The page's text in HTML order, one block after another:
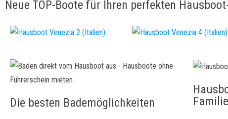
Neue TOP-Boote für Ihren perfekten
Die besten Bademöglichkeiten
Familie